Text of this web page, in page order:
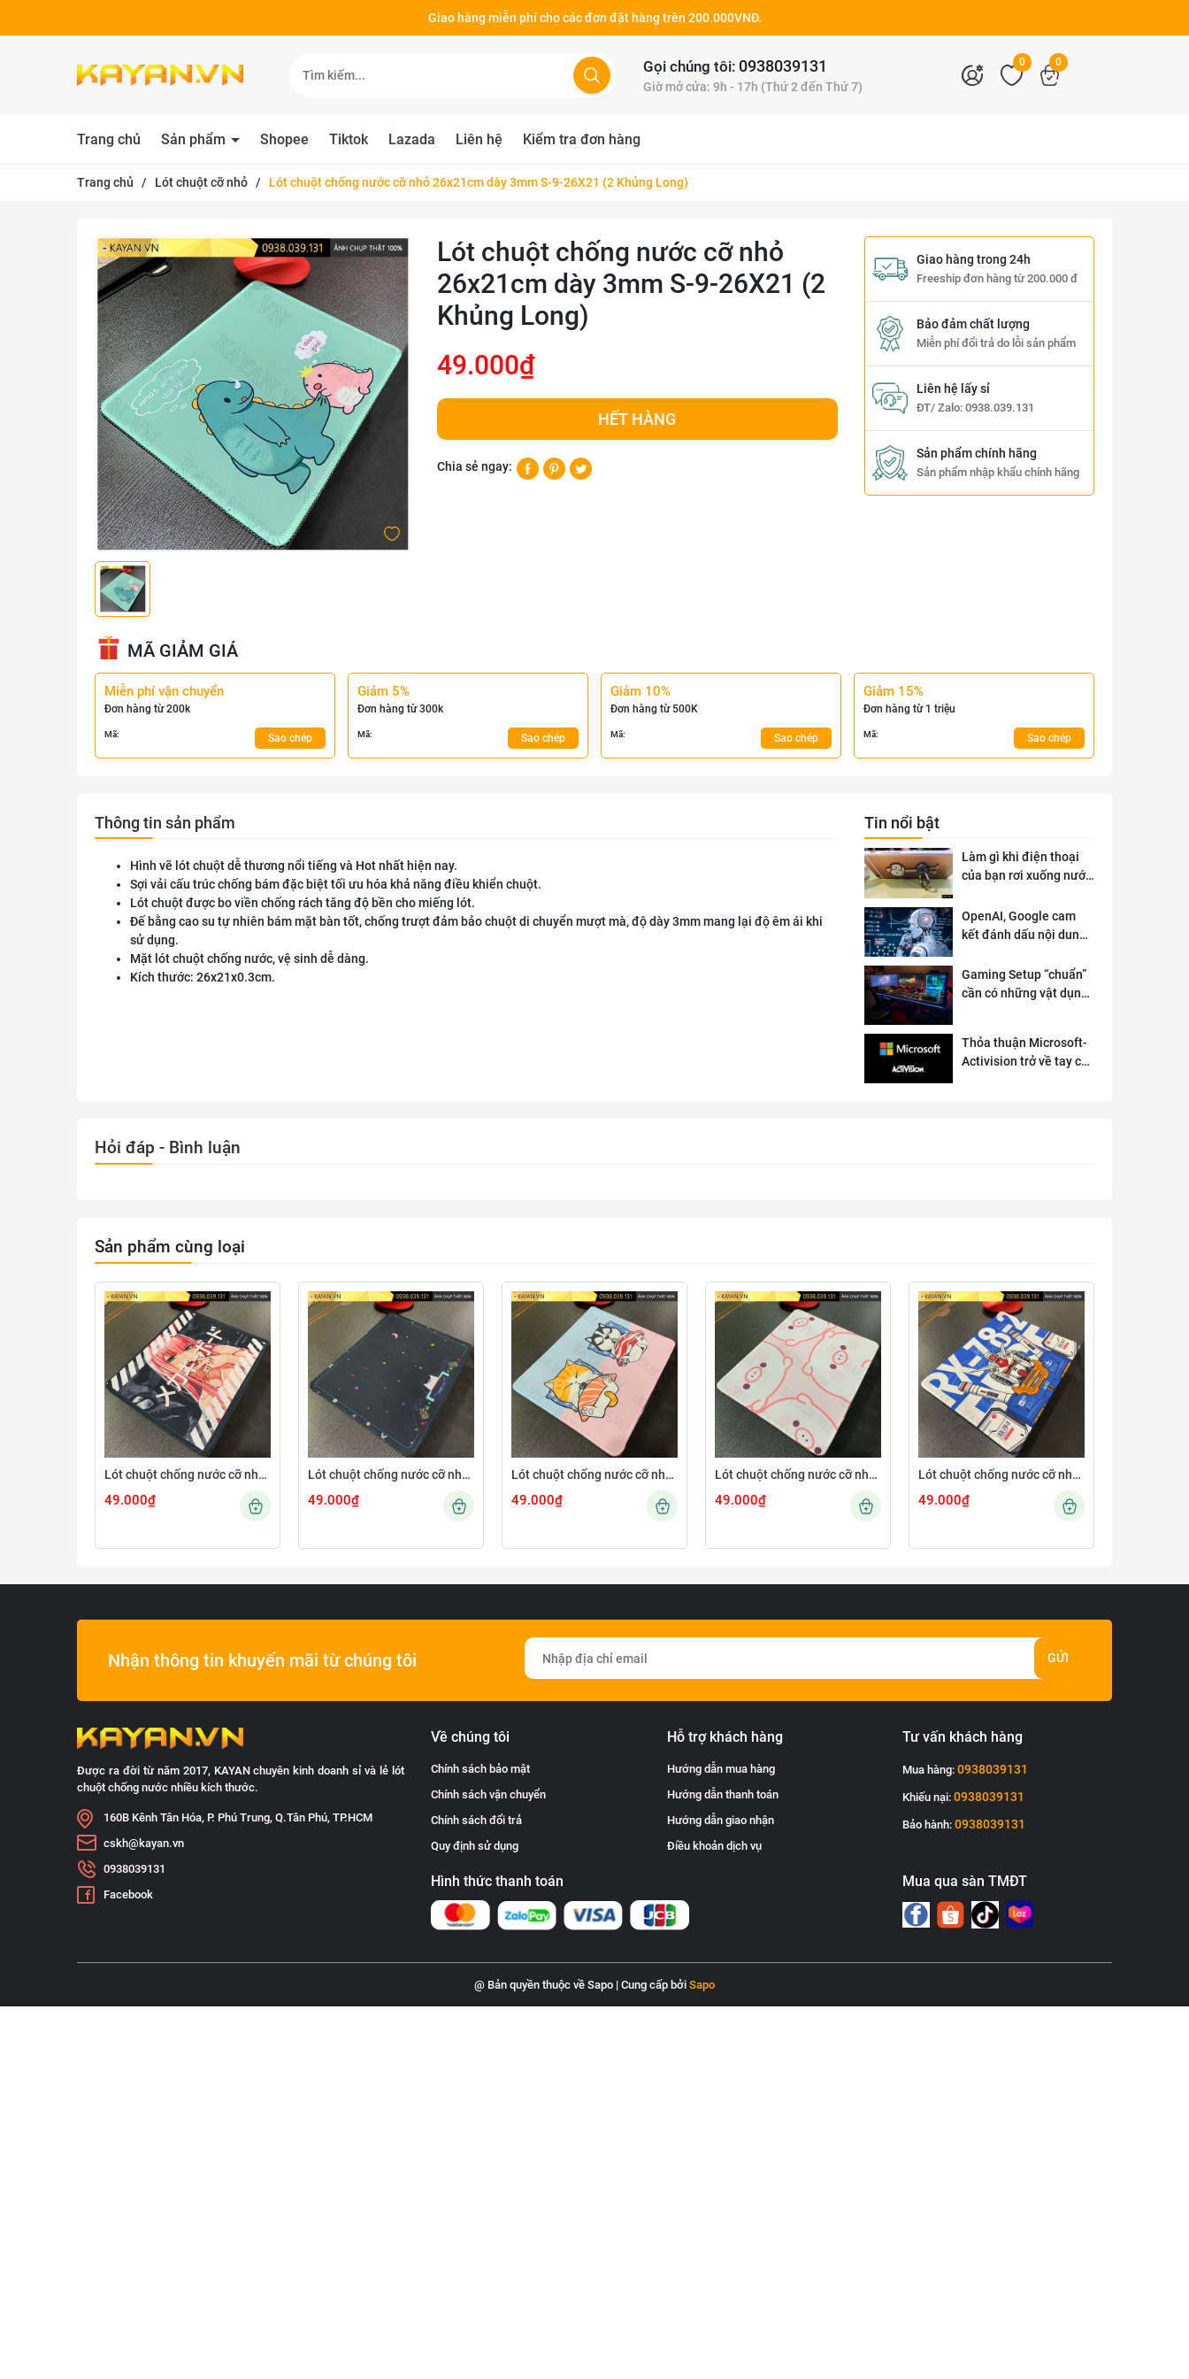
Giao hàng miễn phí cho các đơn đặt hàng trên 200.000VNĐ.
Gọi chúng tôi: 0938039131
Giờ mở cửa: 9h - 17h (Thứ 2 đến Thứ 7)
0 0
Trang chủ Sản phẩm Shopee Tiktok Lazada Liên hệ Kiểm tra đơn hàng
Trang chủ / Lót chuột cỡ nhỏ / Lót chuột chống nước cỡ nhỏ 26x21cm dày 3mm S-9-26X21 (2 Khủng Long)
Lót chuột chống nước cỡ nhỏ
26x21cm dày 3mm S-9-26X21 (2
Khủng Long)
49.000₫
HẾT HÀNG
Chia sẻ ngay:
Giao hàng trong 24h
Freeship đơn hàng từ 200.000 đ
Bảo đảm chất lượng
Miễn phí đổi trả do lỗi sản phẩm
Liên hệ lấy sỉ
ĐT/ Zalo: 0938.039.131
Sản phẩm chính hãng
Sản phẩm nhập khẩu chính hãng
MÃ GIẢM GIÁ
Miễn phí vận chuyển
Đơn hàng từ 200k
Mã: Sao chép
Giảm 5%
Đơn hàng từ 300k
Mã: Sao chép
Giảm 10%
Đơn hàng từ 500K
Mã: Sao chép
Giảm 15%
Đơn hàng từ 1 triệu
Mã: Sao chép
Thông tin sản phẩm
Hình vẽ lót chuột dễ thương nổi tiếng và Hot nhất hiện nay.
Sợi vải cấu trúc chống bám đặc biệt tối ưu hóa khả năng điều khiển chuột.
Lót chuột được bo viền chống rách tăng độ bền cho miếng lót.
Đế bằng cao su tự nhiên bám mặt bàn tốt, chống trượt đảm bảo chuột di chuyển mượt mà, độ dày 3mm mang lại độ êm ái khi
sử dụng.
Mặt lót chuột chống nước, vệ sinh dễ dàng.
Kích thước: 26x21x0.3cm.
Tin nổi bật
Làm gì khi điện thoại
của bạn rơi xuống nước
OpenAI, Google cam
kết đánh dấu nội dung
Gaming Setup “chuẩn”
cần có những vật dụng
Thỏa thuận Microsoft-
Activision trở về tay cơ
Hỏi đáp - Bình luận
Sản phẩm cùng loại
Lót chuột chống nước cỡ nhỏ 26x21cm dày 3mm S-107-26X21 (ZEROTWO-01)
49.000₫
Lót chuột chống nước cỡ nhỏ 26x21cm dày 3mm S-103-26X21 (GAMECONSO-09)
49.000₫
Lót chuột chống nước cỡ nhỏ 26x21cm dày 3mm S-102-26X21 (CUTE-64)
49.000₫
Lót chuột chống nước cỡ nhỏ 26x21cm dày 3mm S-101-26X21 (CUTE-66)
49.000₫
Lót chuột chống nước cỡ nhỏ 26x21cm dày 3mm S-109-26X21 (GUNDAMNEW-01)
49.000₫
Nhận thông tin khuyến mãi từ chúng tôi GỬI
Được ra đời từ năm 2017, KAYAN chuyên kinh doanh sỉ và lẻ lót
chuột chống nước nhiều kích thước.
160B Kênh Tân Hóa, P. Phú Trung, Q.Tân Phú, TP.HCM
cskh@kayan.vn
0938039131
Facebook
Về chúng tôi
Chính sách bảo mật
Chính sách vận chuyển
Chính sách đổi trả
Quy định sử dụng
Hỗ trợ khách hàng
Hướng dẫn mua hàng
Hướng dẫn thanh toán
Hướng dẫn giao nhận
Điều khoản dịch vụ
Tư vấn khách hàng
Mua hàng:0938039131
Khiếu nại:0938039131
Bảo hành:0938039131
Hình thức thanh toán Mua qua sàn TMĐT
@ Bản quyền thuộc về Sapo | Cung cấp bởi Sapo